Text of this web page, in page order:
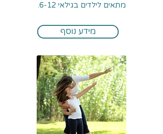
מתאים לילדים בגילאי 6-12.
מידע נוסף